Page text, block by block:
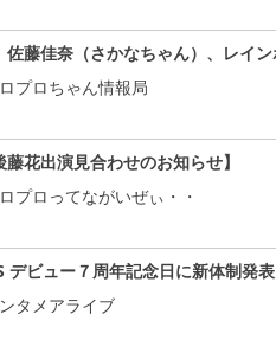
佐藤佳奈（さかなちゃん）、レイ
プロちゃん情報局
藤花出演見合わせのお知らせ】
プロってながいぜぃ・・
デビュー７周年記念日に新体制
タメアライブ